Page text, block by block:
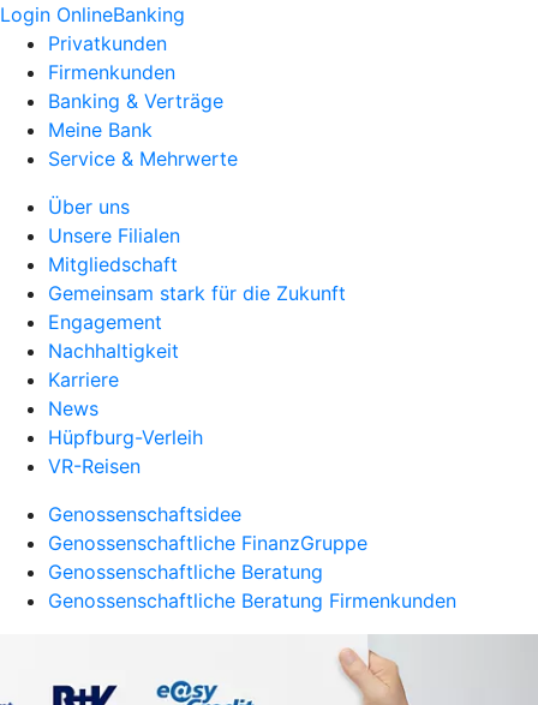
Login OnlineBanking
Privatkunden
Firmenkunden
Banking & Verträge
Meine Bank
Service & Mehrwerte
Über uns
Unsere Filialen
Mitgliedschaft
Gemeinsam stark für die Zukunft
Engagement
Nachhaltigkeit
Karriere
News
Hüpfburg-Verleih
VR-Reisen
Genossenschaftsidee
Genossenschaftliche FinanzGruppe
Genossenschaftliche Beratung
Genossenschaftliche Beratung Firmenkunden